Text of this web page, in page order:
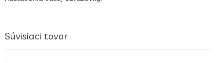
Súvisiaci tovar